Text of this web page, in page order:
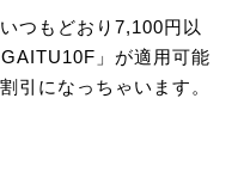
つもどおり7,100円以
」が適用可能
引になっちゃいます。